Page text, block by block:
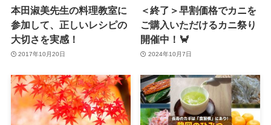
本田淑美先生の料理教室に
参加して、正しいレシピの
大切さを実感！
2017年10月20日
＜終了＞早割価格でカニを
ご購入いただけるカニ祭り
開催中！🦀
2024年10月7日